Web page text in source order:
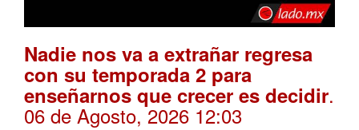
Nadie nos va a extrañar regresa
con su temporada 2 para
enseñarnos que crecer es decidir.
06 de Agosto, 2026 12:03